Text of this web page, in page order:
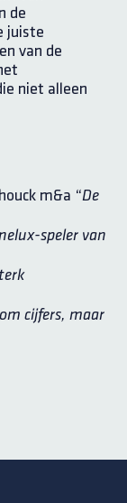
de
juiste
van de
niet alleen
m&a “De
speler van
cijfers, maar